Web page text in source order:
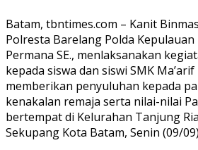
Batam, tbntimes.com – Kanit
Polresta Barelang Polda Kepulauan
Permana SE., menlaksanakan
kepada siswa dan siswi SMK
memberikan penyuluhan kepada
kenakalan remaja serta nilai-nilai
bertempat di Kelurahan Tanjung
Sekupang Kota Batam, Senin (09/